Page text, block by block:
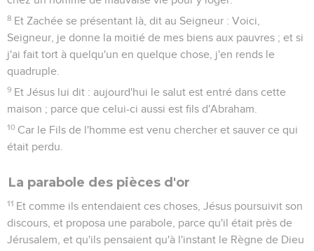
8 Et Zachée se présentant là, dit au Seigneur : Voici,
Seigneur, je donne la moitié de mes biens aux pauvres ; et si
j'ai fait tort à quelqu'un en quelque chose, j'en rends le
quadruple.
9 Et Jésus lui dit : aujourd'hui le salut est entré dans cette
maison ; parce que celui-ci aussi est fils d'Abraham.
10 Car le Fils de l'homme est venu chercher et sauver ce qui
était perdu.
La parabole des pièces d'or
11 Et comme ils entendaient ces choses, Jésus poursuivit son
discours, et proposa une parabole, parce qu'il était près de
Jérusalem, et qu'ils pensaient qu'à l'instant le Règne de Dieu